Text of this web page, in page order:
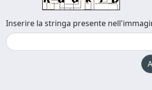
Inserire la stringa presente